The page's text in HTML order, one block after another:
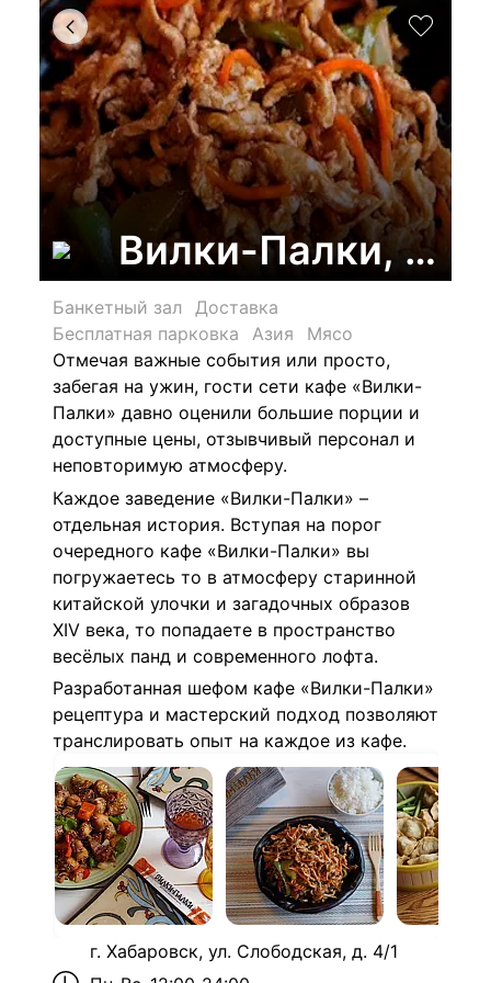
Вилки-Палки,
Банкетный зал
Доставка
Бесплатная парковка
Азия
Мясо
Отмечая важные события или просто,
забегая на ужин, гости сети кафе «Вилки-
Палки» давно оценили большие порции и
доступные цены, отзывчивый персонал и
неповторимую атмосферу.
Каждое заведение «Вилки-Палки» –
отдельная история. Вступая на порог
очередного кафе «Вилки-Палки» вы
погружаетесь то в атмосферу старинной
китайской улочки и загадочных образов
XIV века, то попадаете в пространство
весёлых панд и современного лофта.
Разработанная шефом кафе «Вилки-Палки»
рецептура и мастерский подход позволяют
транслировать опыт на каждое из кафе.
г. Хабаровск, ул. Слободская, д. 4/1